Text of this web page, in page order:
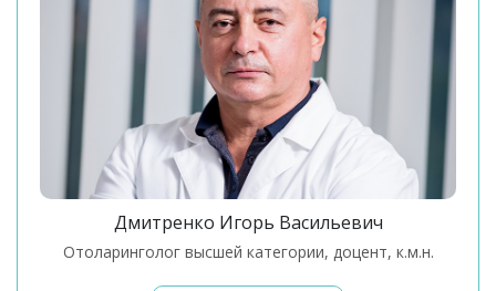
Дмитренко Игорь Васильевич
Отоларинголог высшей категории, доцент, к.м.н.